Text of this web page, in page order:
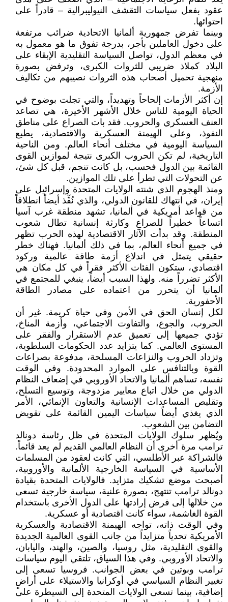
عقود بفعل سياسات التقشف النيوليبرالية – قادراً على
احتوائها.
وبينما تفرض جمهورية ألمانيا الاتحادية ضرائب مرتفعة
على دخول العاملين بأجر، بدرجة تفوق ما هو معمول به
في معظم الدول، تواصل السياسة التقليدية الإبقاء على
البلاد كملاذ ضريبي للثروات الكبرى، وترفض بصورة
منهجية تحميل أصحاب هذه الثروات نصيبهم من تكاليف
الأزمة.
إن أكثر الأزمات إلحاحاً وتهديداً، والتي تجلت بوضوح في
الحياة اليومية للناس خلال الأشهر الأخيرة، هي تصاعد
العنف العسكري والحروب. فقد بات الصراع على مناطق
النفوذ، وعلى الهيمنة العسكرية والاقتصادية، يطبع
السياسة اليومية في مختلف أنحاء العالم. ومن الناحية
التاريخية، لم تكن الحروب الكبرى نتيجة لموازين القوى
القائمة بين الدول فحسب، بل كانت تنجم، قبل كل شئ،
عن التحولات التي تطرأ على تلك الموازين.
ومنذ الهجوم الذي شنته الولايات المتحدة وإسرائيل على
إيران، في انتهاك للقانون الدولي، والذي نُفِّذ أيضاً انطلاقاً
من قواعد أمريكية في ألمانيا، تشهد منطقة غرب آسيا
اتساعاً خطيراً للصراع وكارثة إنسانية تطال شعوب
المنطقة. وقد بدأت الآثار الاقتصادية لهذه الحرب تظهر
في جميع أنحاء العالم، بما في ذلك ألمانيا. فهناك خطر
حقيقي يتمثل في اندلاع أزمة طاقة عالمية وركود
اقتصادي، ستكون الفئات الأكثر فقراً في كل مكان هي
الأكثر تضرراً منه. ولهذا السبب أيضاً، ينبغي للمجتمع في
ألمانيا أن يتحرر من اعتماده على مصادر الطاقة
الأحفورية.
لكل إنسان الحق في الأمن وفي حياة كريمة. غير أن
الحروب، والجوع، والتفاوت الاجتماعي، وأزمة المناخ،
تؤدي جميعها إلى تعميق عدم الاستقرار والفقر على
المستوى العالمي. كما يتزايد عدد الحكومات السلطوية،
وتزداد الحروب والنزاعات المسلحة، مدفوعة بصراعات
القوة وبالتنافس على الموارد المحدودة. وفي الوقت
نفسه، تساهم ألمانيا والاتحاد الأوروبي في إضعاف النظام
الدولي من خلال اتباع معايير مزدوجة، وتوسيع التسلح،
وتقليص المساعدات الإنسانية والتعاون الإنمائي، الأمر
الذي يغذي أيضاً سياسات اليمين القائمة على تقويض
التضامن بين الشعوب.
ويُظهر سلوك الولايات المتحدة في ظل رئاسة دونالد
ترامب مرة أخرى أن النظام العالمي القديم لم يعد قائماً.
فالشراكة عبر الأطلسي، التي كانت لعقود من المسلمات
الأساسية في السياسة الخارجية الألمانية والأوروبية،
أصبحت موضع تشكيك متزايد. فالولايات المتحدة بقيادة
دونالد ترامب تنتهج، بصورة علنية، سياسة خارجية تسعى
من خلالها إلى فرض إرادتها على الدول الأخرى باستخدام
القوة الغاشمة، سواء كانت اقتصادية أو عسكرية.
وفي الوقت ذاته، تواجه الهيمنة الاقتصادية والعسكرية
الأمريكية تحدياً متزايداً من جانب القوى العالمية الجديدة
والقوى التقليدية، مثل روسيا، والصين، والهند، واليابان،
والاتحاد الأوروبي. وفي هذا السياق، تلتقي اليوم سياسات
ترامب وبوتين في بعض الجوانب. فروسيا تسعى إلى
تغيير النظام السياسي في أوكرانيا والاستيلاء على أراضٍ
إضافية، بينما تسعى الولايات المتحدة إلى السيطرة على